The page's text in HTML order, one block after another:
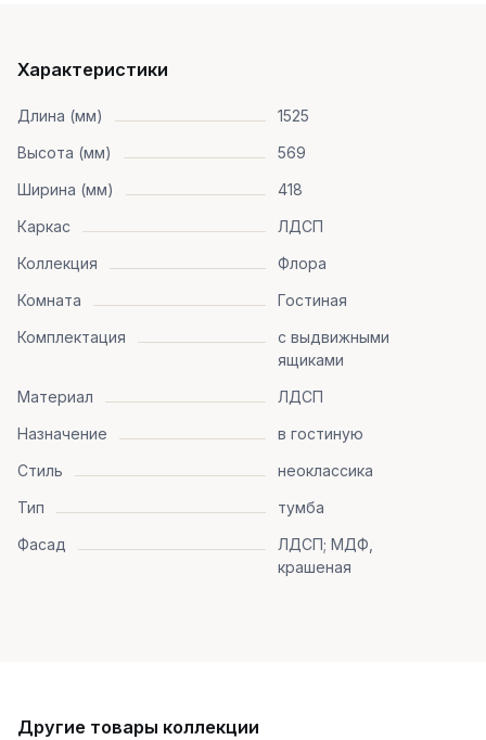
Характеристики
Длина (мм)
1525
Высота (мм)
569
Ширина (мм)
418
Каркас
ЛДСП
Коллекция
Флора
Комната
Гостиная
Комплектация
с выдвижными
ящиками
Материал
ЛДСП
Назначение
в гостиную
Стиль
неоклассика
Тип
тумба
Фасад
ЛДСП; МДФ,
крашеная
Другие товары коллекции